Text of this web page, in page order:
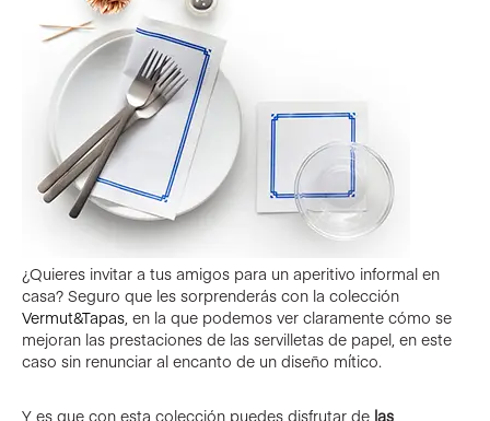
¿Quieres invitar a tus amigos para un aperitivo informal en
casa? Seguro que les sorprenderás con la colección
Vermut&Tapas, en la que podemos ver claramente cómo se
mejoran las prestaciones de las servilletas de papel, en este
caso sin renunciar al encanto de un diseño mítico.
Y es que con esta colección puedes disfrutar de las